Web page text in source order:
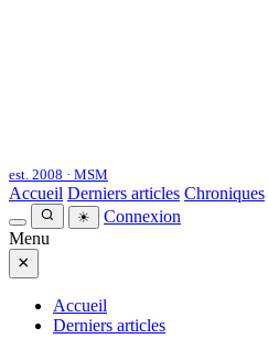
est. 2008 · MSM
Accueil Derniers articles Chroniques
☀
Connexion
Menu
×
Accueil
Derniers articles